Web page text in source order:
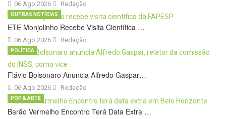
06 Ago 2026 Redação
ETE Monjolinho Recebe Visita Científica …
06 Ago 2026
OUTRAS NOTÍCIAS
Redação
Flávio Bolsonaro Anuncia Alfredo Gaspar…
06 Ago 2026
POLÍTICA
Redação
Barão Vermelho Encontro Terá Data Extra …
POP & ARTE